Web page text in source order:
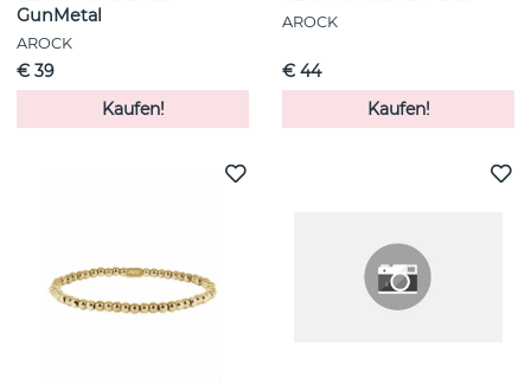
GunMetal
AROCK
€ 39
Kaufen!
AROCK
€ 44
Kaufen!